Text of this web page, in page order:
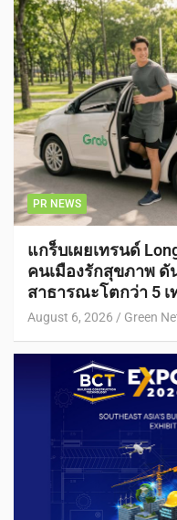
PR NEWS
แกร็บเผยเทรนด์
คนเมืองรักสุขภาพ ดั
สาธารณะโตกว่า 5 เ
August 6, 2026 Green